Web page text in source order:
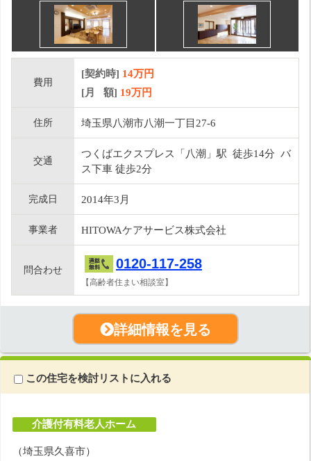
費用
[契約時] 14万円
[月 額] 19万円
住所 埼玉県八潮市八潮一丁目27-6
交通
つくばエクスプレス「八潮」駅 徒歩14分 バ
ス下車 徒歩2分
完成日 2014年3月
事業者 HITOWAケアサービス株式会社
問合わせ 0120-117-258
【高齢者住まい相談室】
詳細情報を見る
この住宅を検討リストに入れる
介護付有料老人ホーム
（埼玉県久喜市）